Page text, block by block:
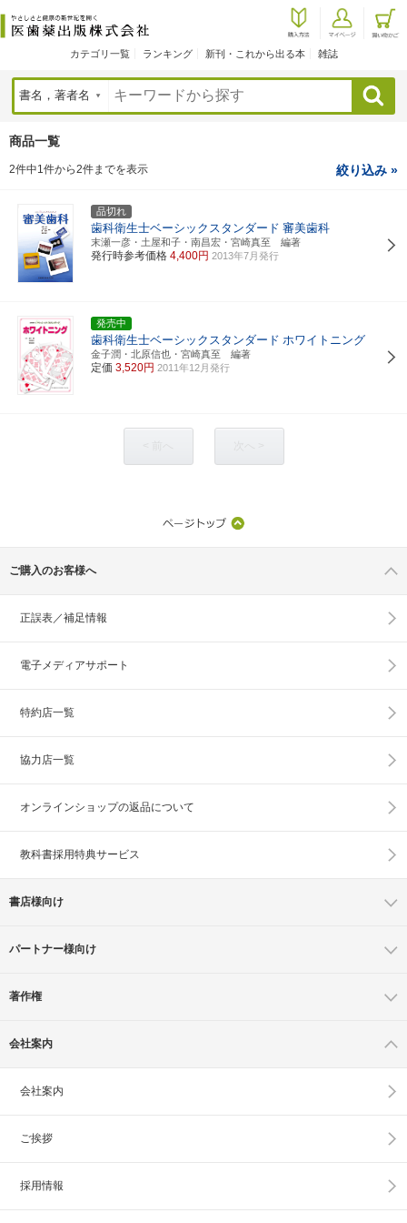
カテゴリ一覧 ランキング 新刊・これから出る本 雑誌
検索
商品一覧
2件中1件から2件までを表示 絞り込み »
品切れ
歯科衛生士ベーシックスタンダード 審美歯科
末瀬一彦・土屋和子・南昌宏・宮崎真至 編著
発行時参考価格 4,400円 2013年7月発行
発売中
歯科衛生士ベーシックスタンダード ホワイトニング
金子潤・北原信也・宮崎真至 編著
定価 3,520円 2011年12月発行
ご購入のお客様へ
正誤表／補足情報
電子メディアサポート
特約店一覧
協力店一覧
オンラインショップの返品について
教科書採用特典サービス
書店様向け
パートナー様向け
著作権
会社案内
会社案内
ご挨拶
採用情報